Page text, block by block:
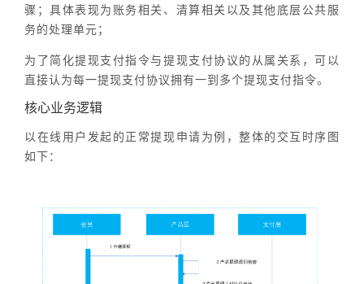
骤；具体表现为账务相关、清算相关以及其他底层公共服
务的处理单元；
为了简化提现支付指令与提现支付协议的从属关系，可以
直接认为每一提现支付协议拥有一到多个提现支付指令。
核心业务逻辑
以在线用户发起的正常提现申请为例，整体的交互时序图
如下：